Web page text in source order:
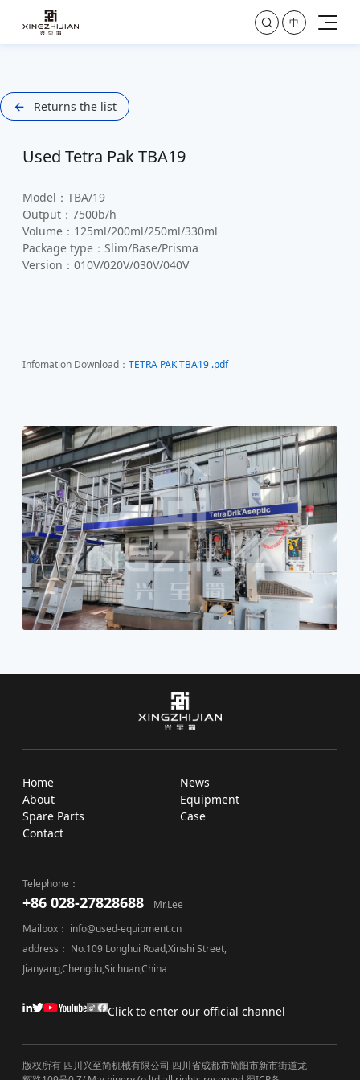
 中
 Returns the list
Used Tetra Pak TBA19
Model：TBA/19
Output：7500b/h
Volume：125ml/200ml/250ml/330ml
Package type：Slim/Base/Prisma
Version：010V/020V/030V/040V
Infomation Download： TETRA PAK TBA19 .pdf
Telephone：
+86 028-27828688 Mr.Lee
Mailbox： info@used-equipment.cn
address： No.109 Longhui Road,Xinshi Street,
Jianyang,Chengdu,Sichuan,China
Click to enter our official channel
Home
News
About
Equipment
Spare Parts
Case
Contact
版权所有 四川兴至简机械有限公司 四川省成都市简阳市新市街道龙